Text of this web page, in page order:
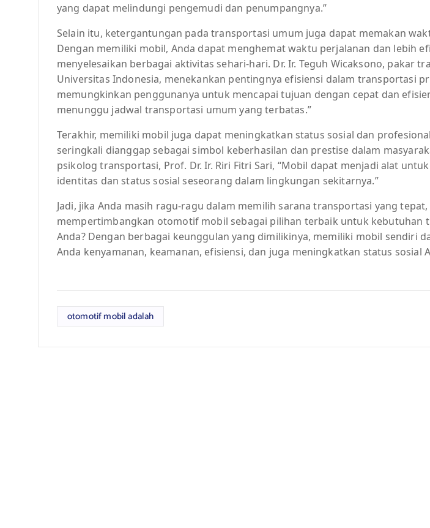
yang dapat melindungi pengemudi dan penumpangnya.”
Selain itu, ketergantungan pada transportasi umum juga dapat memakan
Dengan memiliki mobil, Anda dapat menghemat waktu perjalanan dan lebih
menyelesaikan berbagai aktivitas sehari-hari. Dr. Ir. Teguh Wicaksono, pakar
Universitas Indonesia, menekankan pentingnya efisiensi dalam transportasi
memungkinkan penggunanya untuk mencapai tujuan dengan cepat dan
menunggu jadwal transportasi umum yang terbatas.”
Terakhir, memiliki mobil juga dapat meningkatkan status sosial dan
seringkali dianggap sebagai simbol keberhasilan dan prestise dalam
psikolog transportasi, Prof. Dr. Ir. Riri Fitri Sari, “Mobil dapat menjadi alat
identitas dan status sosial seseorang dalam lingkungan sekitarnya.”
Jadi, jika Anda masih ragu-ragu dalam memilih sarana transportasi yang
mempertimbangkan otomotif mobil sebagai pilihan terbaik untuk kebutuhan
Anda? Dengan berbagai keunggulan yang dimilikinya, memiliki mobil sendiri
Anda kenyamanan, keamanan, efisiensi, dan juga meningkatkan status sosial
otomotif mobil adalah